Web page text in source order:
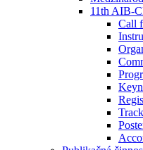
11th AIB-
Call